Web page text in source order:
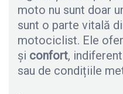
moto nu sunt doar
sunt o parte vitală
motociclist. Ele
și confort,
sau de condițiile